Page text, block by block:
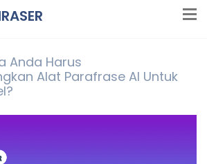
Anda Harus
Alat Parafrase AI Untuk